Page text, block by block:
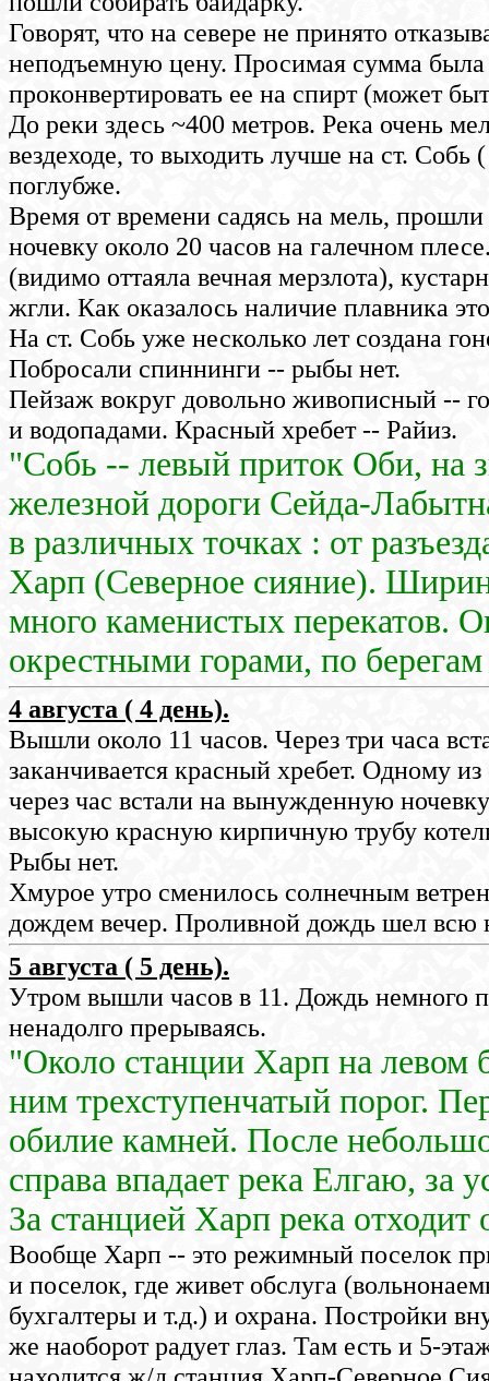
Говорят, что на севере не принято
неподъемную цену. Просимая сумма была
проконвертировать ее на спирт (может
До реки здесь ~400 метров. Река очень
вездеходе, то выходить лучше на ст.
поглубже.
Время от времени садясь на мель,
ночевку около 20 часов на галечном
(видимо оттаяла вечная мерзлота),
жгли. Как оказалось наличие плавника
На ст. Собь уже несколько лет создана
Побросали спиннинги -- рыбы нет.
Пейзаж вокруг довольно живописный --
и водопадами. Красный хребет -- Райиз.
"Собь -- левый приток Оби, на
железной дороги Сейда-
в различных точках : от
Харп (Северное сияние).
много каменистых перекатов.
окрестными горами, по
4 августа ( 4 день).
Вышли около 11 часов. Через три часа
заканчивается красный хребет. Одному
через час встали на вынужденную
высокую красную кирпичную трубу
Рыбы нет.
Хмурое утро сменилось солнечным
дождем вечер. Проливной дождь шел всю
5 августа ( 5 день).
Утром вышли часов в 11. Дождь немного
ненадолго прерываясь.
"Около станции Харп на левом
ним трехступенчатый порог.
обилие камней. После
справа впадает река Елгаю, за
За станцией Харп река
Вообще Харп -- это режимный поселок
и поселок, где живет обслуга
бухгалтеры и т.д.) и охрана. Постройки
же наоборот радует глаз. Там есть и 5-